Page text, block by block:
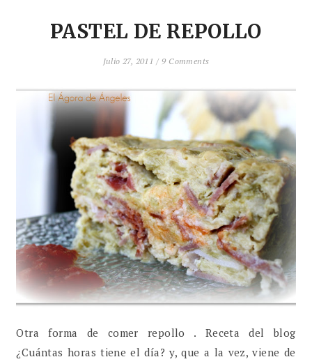
PASTEL DE REPOLLO
Julio 27, 2011 / 9 Comments
Otra forma de comer repollo . Receta del blog
¿Cuántas horas tiene el día? y, que a la vez, viene de